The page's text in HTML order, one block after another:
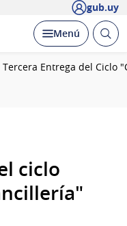
gub.uy
Desplegar
Menú Abrir
Tercera Entrega del Ciclo
ciclo